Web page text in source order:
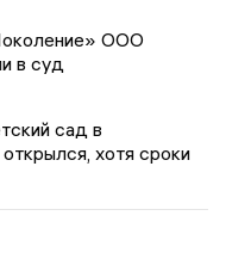
ООО
в суд
сад в
хотя сроки